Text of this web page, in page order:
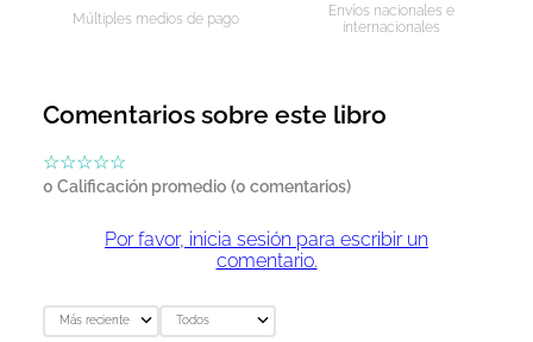
Múltiples medios de pago
Envíos nacionales e
internacionales
Comentarios sobre este libro
☆☆☆☆☆
0 Calificación promedio (0 comentarios)
Por favor, inicia sesión para escribir un
comentario.
Más reciente Todos